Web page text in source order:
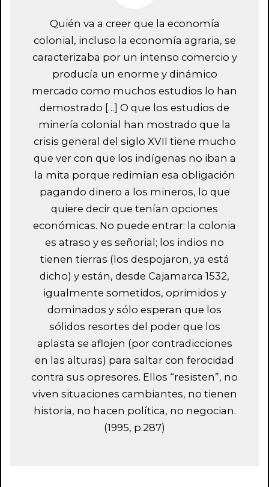
Quién va a creer que la economía
colonial, incluso la economía agraria, se
caracterizaba por un intenso comercio y
producía un enorme y dinámico
mercado como muchos estudios lo han
demostrado […] O que los estudios de
minería colonial han mostrado que la
crisis general del siglo XVII tiene mucho
que ver con que los indígenas no iban a
la mita porque redimían esa obligación
pagando dinero a los mineros, lo que
quiere decir que tenían opciones
económicas. No puede entrar: la colonia
es atraso y es señorial; los indios no
tienen tierras (los despojaron, ya está
dicho) y están, desde Cajamarca 1532,
igualmente sometidos, oprimidos y
dominados y sólo esperan que los
sólidos resortes del poder que los
aplasta se aflojen (por contradicciones
en las alturas) para saltar con ferocidad
contra sus opresores. Ellos “resisten”, no
viven situaciones cambiantes, no tienen
historia, no hacen política, no negocian.
(1995, p.287)